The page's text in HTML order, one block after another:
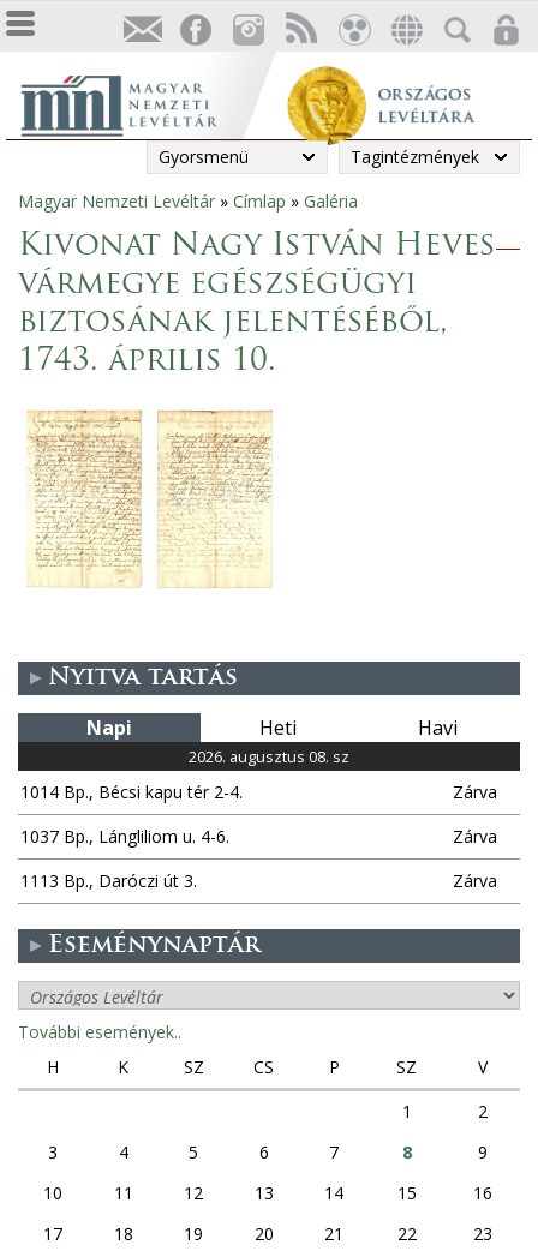
Gyorsmenü Tagintézmények
Jelenlegi
hely
Magyar Nemzeti Levéltár » Címlap » Galéria
Kivonat Nagy István Heves
vármegye egészségügyi
biztosának jelentéséből,
1743. április 10.
Nyitva tartás
Napi Heti Havi
2026. augusztus 08. sz
1014 Bp., Bécsi kapu tér 2-4.
Zárva
1037 Bp., Lángliliom u. 4-6.
Zárva
1113 Bp., Daróczi út 3.
Zárva
Eseménynaptár
További események..
H
K SZ CS P SZ
V
1
2
3
4 5 6 7 8
9
10
11 12 13 14 15
16
17
18 19 20 21 22
23